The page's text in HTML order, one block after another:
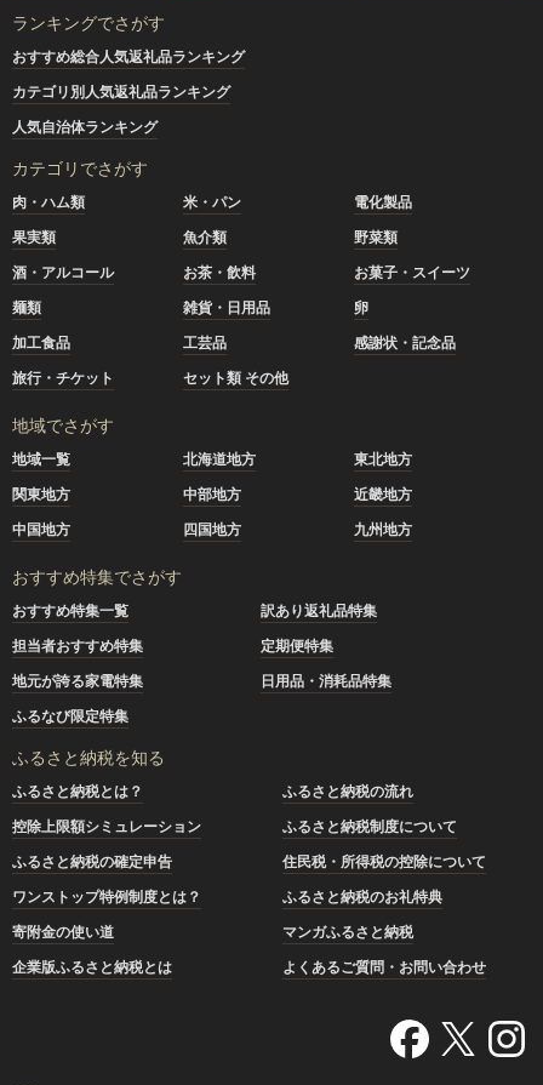
ランキングでさがす
おすすめ総合人気返礼品ランキング
カテゴリ別人気返礼品ランキング
人気自治体ランキング
カテゴリでさがす
肉・ハム類 米・パン
電化製品
果実類
魚介類
野菜類
酒・アルコール
お茶・飲料
お菓子・スイーツ
麺類
雑貨・日用品
卵
加工食品
工芸品
感謝状・記念品
旅行・チケット
セット類 その他
地域でさがす
地域一覧 北海道地方
東北地方
関東地方
中部地方
近畿地方
中国地方
四国地方 九州地方
おすすめ特集でさがす
おすすめ特集一覧
訳あり返礼品特集
担当者おすすめ特集
定期便特集
地元が誇る家電特集
日用品・消耗品特集
ふるなび限定特集
ふるさと納税を知る
ふるさと納税とは？
ふるさと納税の流れ
控除上限額シミュレーション
ふるさと納税制度について
ふるさと納税の確定申告
住民税・所得税の控除について
ワンストップ特例制度とは？
ふるさと納税のお礼特典
寄附金の使い道
マンガふるさと納税
企業版ふるさと納税とは
よくあるご質問・お問い合わせ